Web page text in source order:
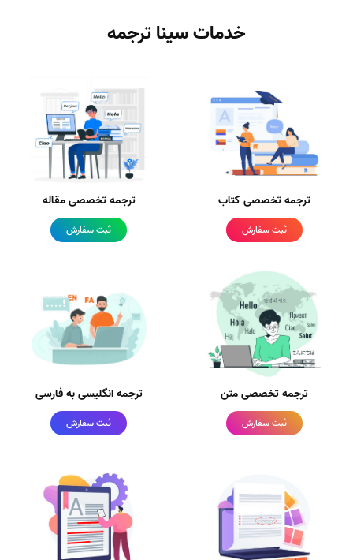
خدمات سینا ترجمه
ترجمه تخصصی کتاب
ثبت سفارش
ترجمه تخصصی مقاله
ثبت سفارش
ترجمه تخصصی متن
ثبت سفارش
ترجمه انگلیسی به فارسی
ثبت سفارش